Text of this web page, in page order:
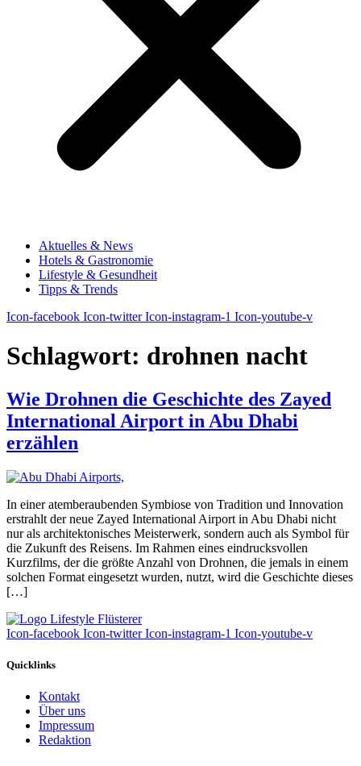
Aktuelles & News
Hotels & Gastronomie
Lifestyle & Gesundheit
Tipps & Trends
Icon-facebook Icon-twitter Icon-instagram-1 Icon-youtube-v
Schlagwort: drohnen nacht
Wie Drohnen die Geschichte des Zayed
International Airport in Abu Dhabi
erzählen
In einer atemberaubenden Symbiose von Tradition und Innovation
erstrahlt der neue Zayed International Airport in Abu Dhabi nicht
nur als architektonisches Meisterwerk, sondern auch als Symbol für
die Zukunft des Reisens. Im Rahmen eines eindrucksvollen
Kurzfilms, der die größte Anzahl von Drohnen, die jemals in einem
solchen Format eingesetzt wurden, nutzt, wird die Geschichte dieses
[…]
Icon-facebook Icon-twitter Icon-instagram-1 Icon-youtube-v
Quicklinks
Kontakt
Über uns
Impressum
Redaktion